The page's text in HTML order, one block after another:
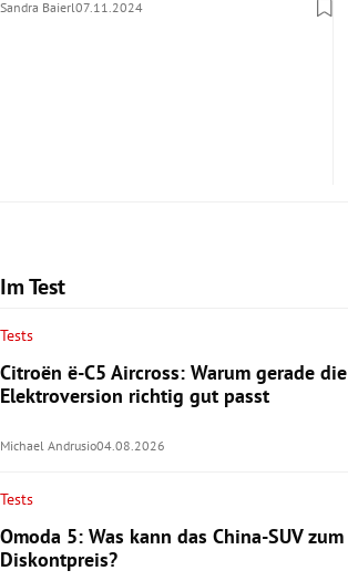
Sandra Baierl07.11.2024
Im Test
Tests
Citroën ë-C5 Aircross: Warum gerade die
Elektroversion richtig gut passt
Michael Andrusio04.08.2026
Tests
Omoda 5: Was kann das China-SUV zum
Diskontpreis?